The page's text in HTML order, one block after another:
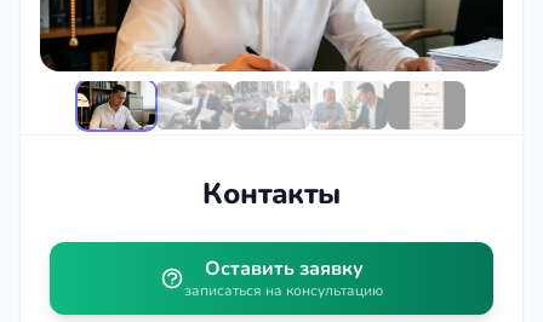
Контакты
Оставить заявку
записаться на консультацию